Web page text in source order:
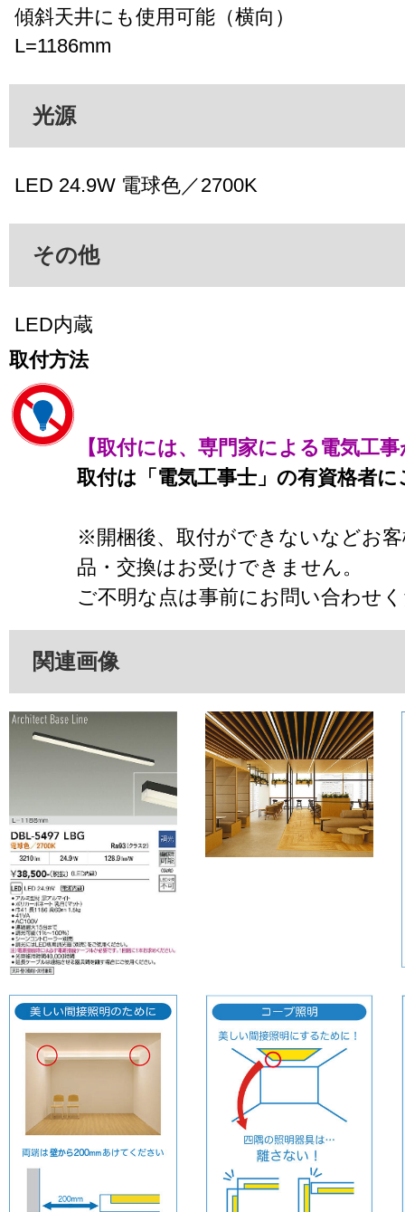
傾斜天井にも使用可能（横向）
L=1186mm
光源
LED 24.9W 電球色／2700K
その他
LED内蔵
取付方法
【取付には、専門家による電気工
取付は「電気工事士」の有資格者
※開梱後、取付ができないなどお
品・交換はお受けできません。
ご不明な点は事前にお問い合わせ
関連画像